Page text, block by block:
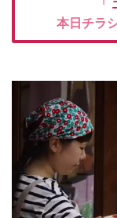
「
本日チラ